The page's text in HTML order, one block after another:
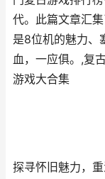
代。此篇文章汇
是8位机的魅力、
血，一应俱。,复
游戏大合集
探寻怀旧魅力，